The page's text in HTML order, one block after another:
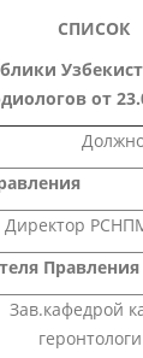
СПИСОК
от
Директор
Правления
Зав.кафедрой